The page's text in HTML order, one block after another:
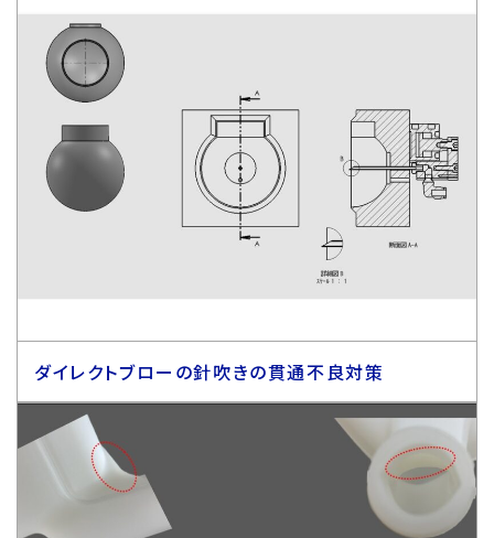
ダイレクトブローの針吹きの貫通不良対策